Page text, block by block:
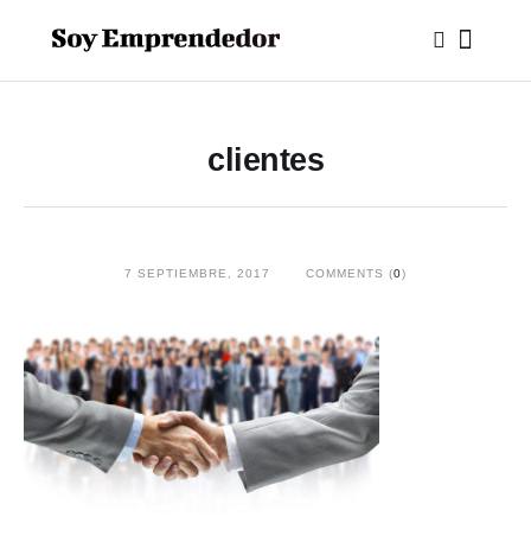
clientes
7 SEPTIEMBRE, 2017 COMMENTS (0)